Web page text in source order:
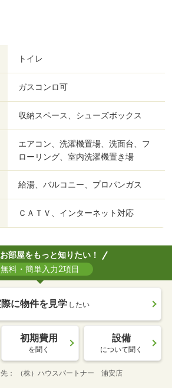
トイレ
ガスコンロ可
収納スペース、シューズボックス
エアコン、洗濯機置場、洗面台、フ
ローリング、室内洗濯機置き場
給湯、バルコニー、プロパンガス
ＣＡＴＶ、インターネット対応
部屋をもっと知りたい！
無料・簡単入力2項目
に物件を見学 したい
初期費用
を聞く
設備
について聞く
（株）ハウスパートナー 浦安店